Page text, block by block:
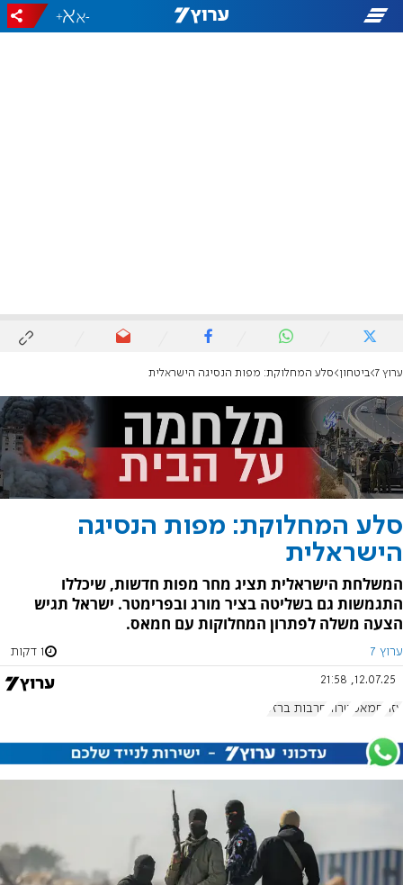
-
+
ערוץ 7 ביטחון סלע המחלוקת: מפות הנסיגה הישראלית
סלע המחלוקת: מפות הנסיגה
הישראלית
המשלחת הישראלית תציג מחר מפות חדשות, שיכללו
התגמשות גם בשליטה בציר מורג ובפרימטר. ישראל תגיש
הצעה משלה לפתרון המחלוקות עם חמאס.
ערוץ 7 1 דקות
12.07.25, 21:58
עזה חמאס טרור חרבות ברזל